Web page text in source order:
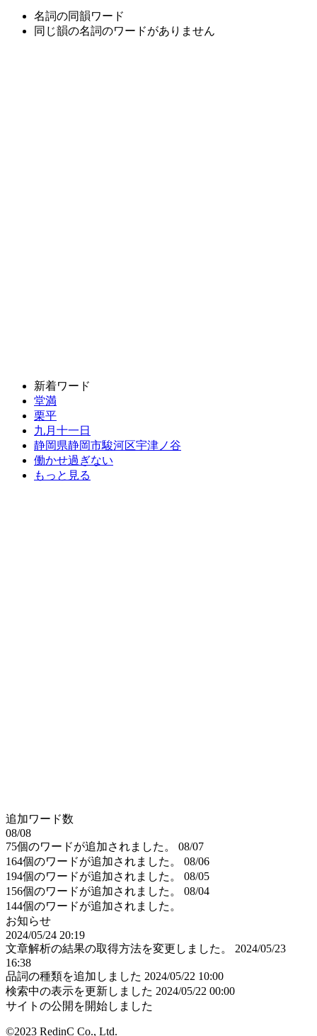
名詞の同韻ワード
同じ韻の名詞のワードがありません
新着ワード
堂満
栗平
九月十一日
静岡県静岡市駿河区宇津ノ谷
働かせ過ぎない
もっと見る
追加ワード数
08/08
75個のワードが追加されました。
08/07
164個のワードが追加されました。
08/06
194個のワードが追加されました。
08/05
156個のワードが追加されました。
08/04
144個のワードが追加されました。
お知らせ
2024/05/24 20:19
文章解析の結果の取得方法を変更しました。
2024/05/23
16:38
品詞の種類を追加しました 2024/05/22 10:00
検索中の表示を更新しました 2024/05/22 00:00
サイトの公開を開始しました
©2023 RedinC Co., Ltd.